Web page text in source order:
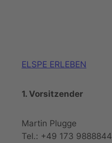
ELSPE ERLEBEN
1. Vorsitzender
Martin Plugge
Tel.: +49 173 9888844